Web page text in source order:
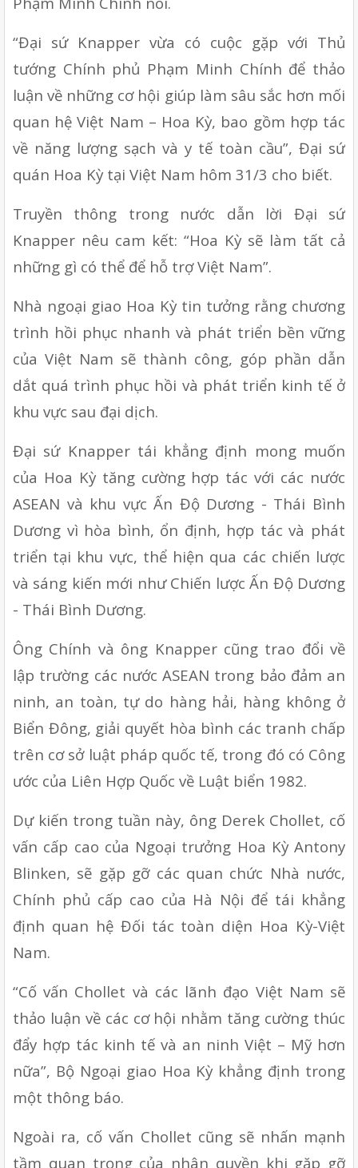
“Đại sứ Knapper vừa có cuộc gặp với Thủ
tướng Chính phủ Phạm Minh Chính để thảo
luận về những cơ hội giúp làm sâu sắc hơn mối
quan hệ Việt Nam – Hoa Kỳ, bao gồm hợp tác
về năng lượng sạch và y tế toàn cầu”, Đại sứ
quán Hoa Kỳ tại Việt Nam hôm 31/3 cho biết.
Truyền thông trong nước dẫn lời Đại sứ
Knapper nêu cam kết: “Hoa Kỳ sẽ làm tất cả
những gì có thể để hỗ trợ Việt Nam”.
Nhà ngoại giao Hoa Kỳ tin tưởng rằng chương
trình hồi phục nhanh và phát triển bền vững
của Việt Nam sẽ thành công, góp phần dẫn
dắt quá trình phục hồi và phát triển kinh tế ở
khu vực sau đại dịch.
Đại sứ Knapper tái khẳng định mong muốn
của Hoa Kỳ tăng cường hợp tác với các nước
ASEAN và khu vực Ấn Độ Dương - Thái Bình
Dương vì hòa bình, ổn định, hợp tác và phát
triển tại khu vực, thể hiện qua các chiến lược
và sáng kiến mới như Chiến lược Ấn Độ Dương
- Thái Bình Dương.
Ông Chính và ông Knapper cũng trao đổi về
lập trường các nước ASEAN trong bảo đảm an
ninh, an toàn, tự do hàng hải, hàng không ở
Biển Đông, giải quyết hòa bình các tranh chấp
trên cơ sở luật pháp quốc tế, trong đó có Công
ước của Liên Hợp Quốc về Luật biển 1982.
Dự kiến trong tuần này, ông Derek Chollet, cố
vấn cấp cao của Ngoại trưởng Hoa Kỳ Antony
Blinken, sẽ gặp gỡ các quan chức Nhà nước,
Chính phủ cấp cao của Hà Nội để tái khẳng
định quan hệ Đối tác toàn diện Hoa Kỳ-Việt
Nam.
“Cố vấn Chollet và các lãnh đạo Việt Nam sẽ
thảo luận về các cơ hội nhằm tăng cường thúc
đẩy hợp tác kinh tế và an ninh Việt – Mỹ hơn
nữa”, Bộ Ngoại giao Hoa Kỳ khẳng định trong
một thông báo.
Ngoài ra, cố vấn Chollet cũng sẽ nhấn mạnh
tầm quan trọng của nhân quyền khi gặp gỡ